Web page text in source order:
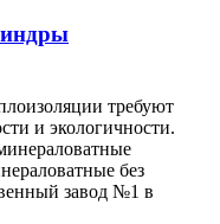
требуют
и экологичности.
без
завод №1 в